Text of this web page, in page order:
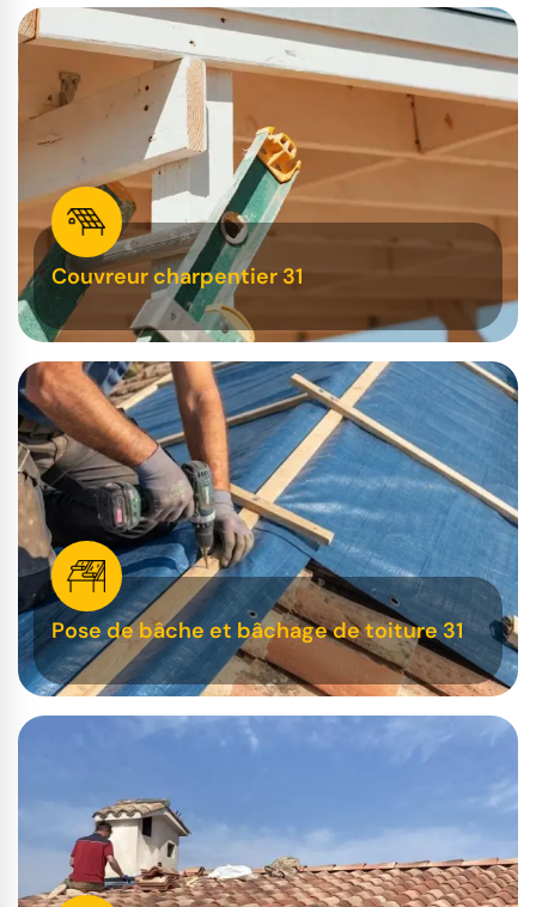
Couvreur charpentier 31
Pose de bâche et bâchage de toiture 31